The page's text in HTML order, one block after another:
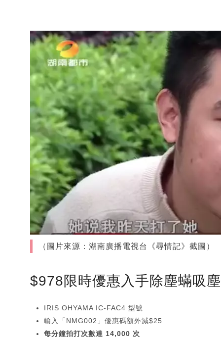
（圖片來源：湖南廣播電視台《尋情記》截圖）
$978限時優惠入手除塵蟎吸
IRIS OHYAMA IC-FAC4 型號
輸入「NMG002」優惠碼額外減$25
每分鐘拍打次數達 14,000 次